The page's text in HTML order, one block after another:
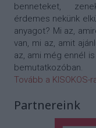
benneteket,
érdemes nekünk
anyagot? Mi az,
van, mi az, amit
az, ami még ennél
bemutatkozóban.
Tovább a KISOKOS-
Partnereink